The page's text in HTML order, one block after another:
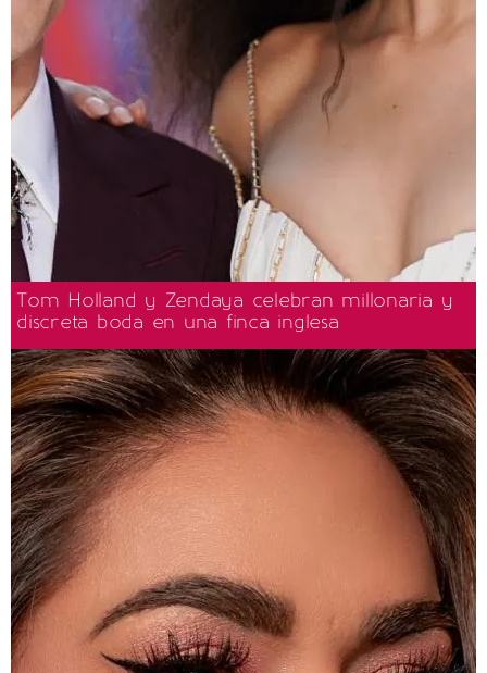
Tom Holland y Zendaya celebran millonaria y
discreta boda en una finca inglesa